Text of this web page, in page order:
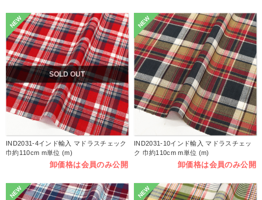
NEW
SOLD OUT
IND2031-4インド輸入 マドラスチェック
巾約110cm m単位 (m)
卸価格は会員のみ公開
NEW
IND2031-10インド輸入 マドラスチェッ
ク 巾約110cm m単位 (m)
卸価格は会員のみ公開
NEW NEW